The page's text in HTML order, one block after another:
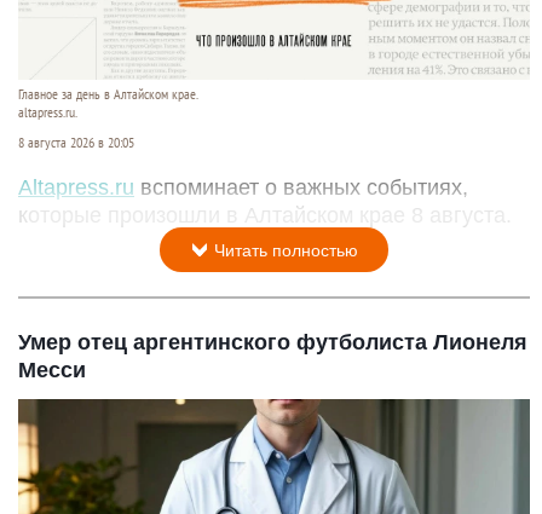
Главное за день в Алтайском крае.
altapress.ru.
8 августа 2026 в 20:05
Altapress.ru вспоминает о важных событиях,
которые произошли в Алтайском крае 8 августа.
Читать полностью
Умер отец аргентинского футболиста Лионеля
Месси